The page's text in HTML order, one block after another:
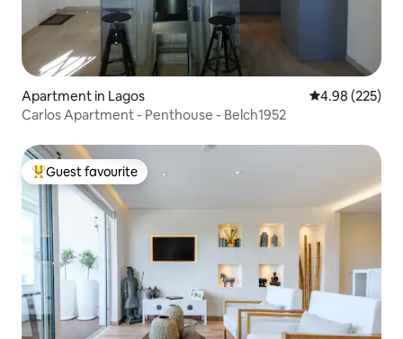
Apartment in Lagos 4.98 out of 5
4.98 (225)
Carlos Apartment - Penthouse - Belch1952
Top guest favourite
Guest favourite